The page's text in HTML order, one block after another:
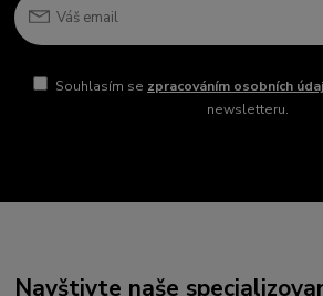
Souhlasím se zpracováním osobních
newsletteru.
Navštivte naše